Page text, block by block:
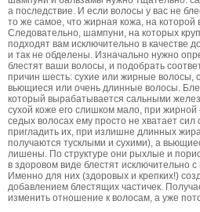
а последствие. И если волосы у вас не
то же самое, что жирная кожа, на которой
Следовательно, шампуни, на которых
подходят вам исключительно в качестве
и так не обделены. Изначально нужно
блестят ваши волосы, и подобрать
причин шесть: сухие или жирные
вьющиеся или очень длинные волосы.
который вырабатывается сальными
сухой коже его слишком мало, при
седых волосах ему просто не хватает
пригладить их, при излишне длинных
получаются тусклыми и сухими), а
лишены. По структуре они рыхлые и
в здоровом виде блестят
Именно для них (здоровых и крепких!)
добавлением блестящих частичек.
изменить отношение к волосам, а уже